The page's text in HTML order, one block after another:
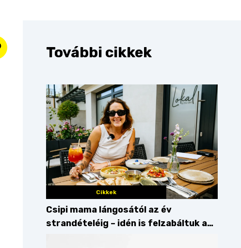
További cikkek
Cikkek
Csipi mama lángosától az év
strandételéig – idén is felzabáltuk a